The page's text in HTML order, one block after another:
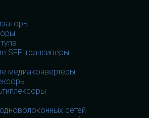
SFP трансиверы
медиаконвертеры
сетей